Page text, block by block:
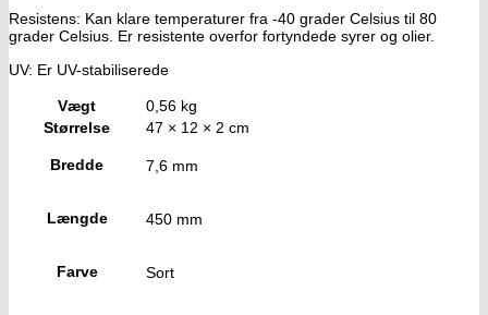
Resistens: Kan klare temperaturer fra -40 grader Celsius til 80
grader Celsius. Er resistente overfor fortyndede syrer og olier.
UV: Er UV-stabiliserede
Vægt
0,56 kg
Størrelse
47 × 12 × 2 cm
Bredde 7,6 mm
Længde 450 mm
Farve Sort